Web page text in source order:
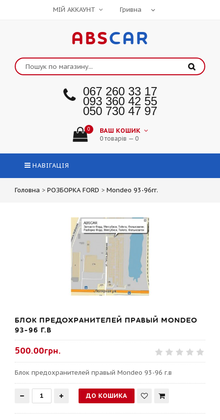
МІЙ АККАУНТ
ABSCAR
067 260 33 17
093 360 42 55
050 730 47 97
0 ВАШ КОШИК
0 товарів — 0
НАВІГАЦІЯ
Головна > РОЗБОРКА FORD > Mondeo 93-96гг.
БЛОК ПРЕДОХРАНИТЕЛЕЙ ПРАВЫЙ MONDEO
93-96 Г.В
500.00грн.
Блок предохранителей правый Mondeo 93-96 г.в